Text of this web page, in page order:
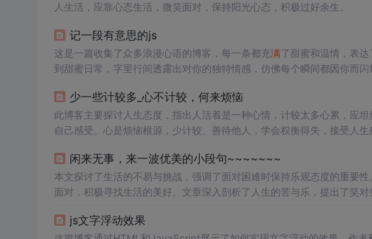
人生活，应靠心态生活，微笑面对，保持阳光心态，积极过好余生。
记一段有意思的js
这是一篇收集了众多浪漫心语的博客，每一条都充满了甜蜜和温情，表
到甜蜜日常，字里行间透露出对你的独特情感，仿佛每个瞬间都因你而
少一些计较多_心不计较，何来烦恼
此博客主要探讨人生态度，指出人活着是一种心情，计较太多心累，应
自己感受。心是烦恼根源，少计较、善待他人，学会权衡得失，接受人生
闲来无事，来一波优美的小段句~~~~~~~
本文探讨了生活的不易与挑战，强调了面对困难时保持乐观态度的重要
面对，积极寻找生活的美好。文章深入剖析了人生的苦与乐，提出了笑对
js文字浮动效果